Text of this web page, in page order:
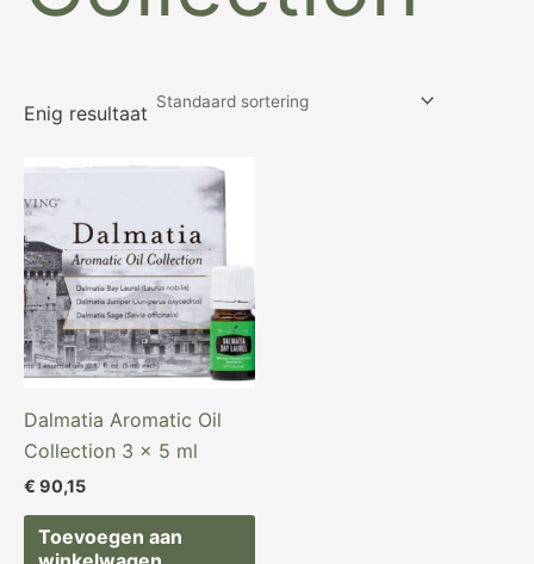
Enig resultaat
Dalmatia Aromatic Oil
Collection 3 x 5 ml
€ 90,15
Toevoegen aan